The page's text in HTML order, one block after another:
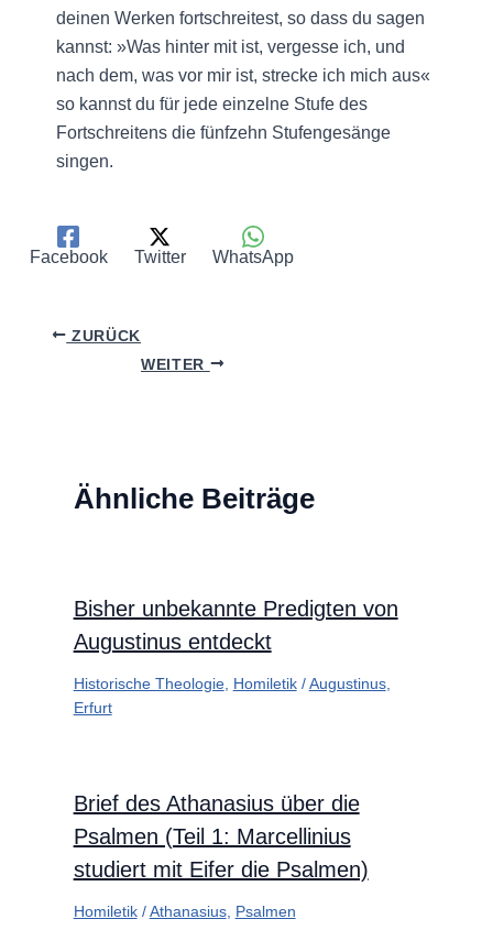
deinen Werken fortschreitest, so dass du sagen
kannst: »Was hinter mit ist, vergesse ich, und
nach dem, was vor mir ist, strecke ich mich aus«
so kannst du für jede einzelne Stufe des
Fortschreitens die fünfzehn Stufengesänge
singen.
Facebook Twitter WhatsApp
ZURÜCK
WEITER
Ähnliche Beiträge
Bisher unbekannte Predigten von
Augustinus entdeckt
Historische Theologie, Homiletik/Augustinus,
Erfurt
Brief des Athanasius über die
Psalmen (Teil 1: Marcellinius
studiert mit Eifer die Psalmen)
Homiletik/Athanasius, Psalmen